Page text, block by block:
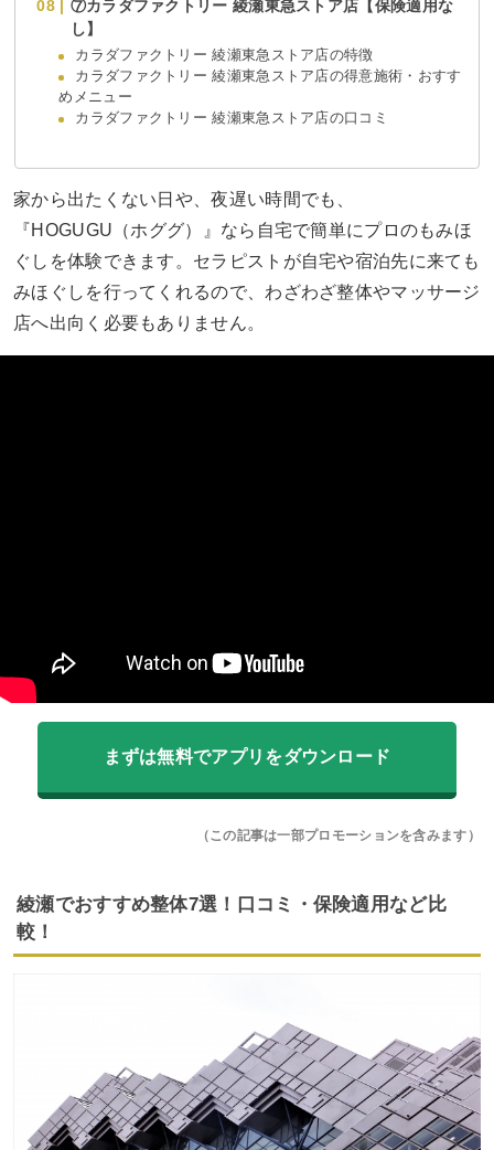
⑦カラダファクトリー 綾瀬東急ストア店【保険適用な
し】
カラダファクトリー 綾瀬東急ストア店の特徴
カラダファクトリー 綾瀬東急ストア店の得意施術・おすす
めメニュー
カラダファクトリー 綾瀬東急ストア店の口コミ
家から出たくない日や、夜遅い時間でも、
『HOGUGU（ホググ）』なら自宅で簡単にプロのもみほ
ぐしを体験できます。セラピストが自宅や宿泊先に来ても
みほぐしを行ってくれるので、わざわざ整体やマッサージ
店へ出向く必要もありません。
まずは無料でアプリをダウンロード
（この記事は一部プロモーションを含みます）
綾瀬でおすすめ整体7選！口コミ・保険適用など比
較！